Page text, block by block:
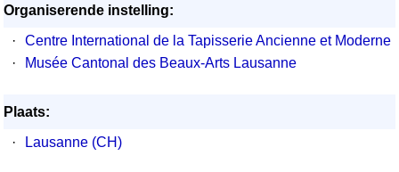
Organiserende instelling:
·
Centre International de la Tapisserie Ancienne et Moderne
·
Musée Cantonal des Beaux-Arts Lausanne
Plaats:
·
Lausanne (CH)